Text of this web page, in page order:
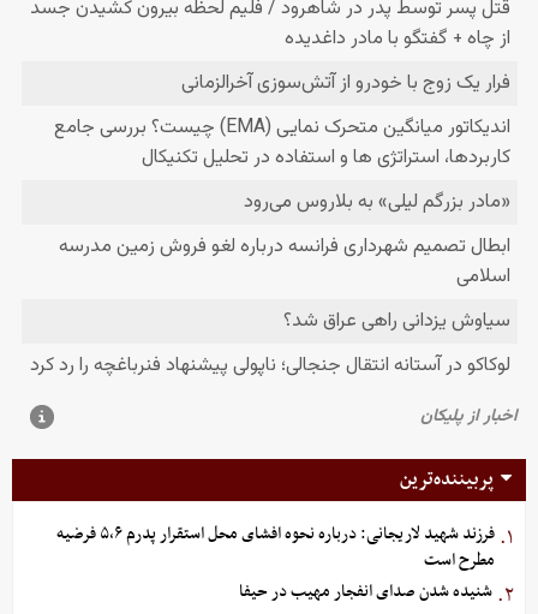
پربیننده‌ترین
۱.
فرزند شهید لاریجانی: درباره نحوه افشای محل استقرار پدرم ۵،۶ فرضیه
مطرح است
۲. شنیده شدن صدای انفجار مهیب در حیفا